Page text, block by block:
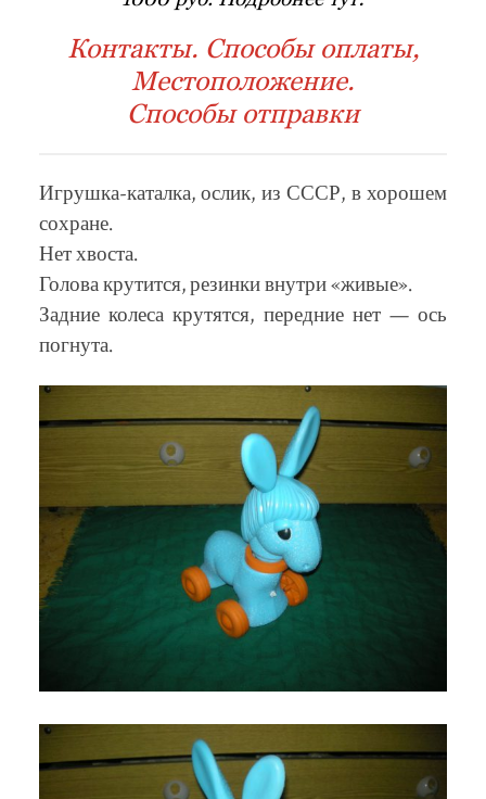
Контакты. Способы оплаты,
Местоположение.
Способы отправки
Игрушка-каталка, ослик, из СССР, в хорошем
сохране.
Нет хвоста.
Голова крутится, резинки внутри «живые».
Задние колеса крутятся, передние нет — ось
погнута.